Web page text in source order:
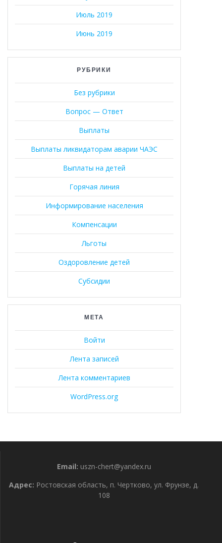
Июль 2019
Июнь 2019
РУБРИКИ
Без рубрики
Вопрос — Ответ
Выплаты
Выплаты ликвидаторам аварии ЧАЭС
Выплаты на детей
Горячая линия
Информирование населения
Компенсации
Льготы
Оздоровление детей
Субсидии
МЕТА
Войти
Лента записей
Лента комментариев
WordPress.org
Email: uszn-chert@yandex.ru
Адрес: Ростовская область, п. Чертково, ул. Фрунзе, д.
108